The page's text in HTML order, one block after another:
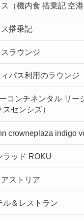
（機内食 搭乗記 空港
搭乗記
ラウンジ
パス利用のラウンジ
コンチネンタル リー
センシズ）
crowneplaza indigo
ラッド ROKU
ストリア
ル＆レストラン